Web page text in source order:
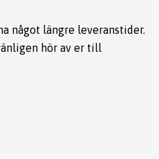
något längre leveranstider.
hör av er till